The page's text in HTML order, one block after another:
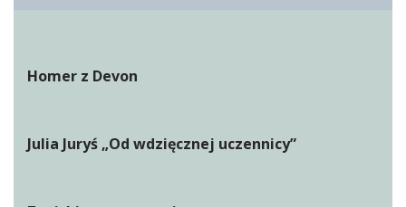
Homer z Devon
Julia Juryś „Od wdzięcznej uczennicy”